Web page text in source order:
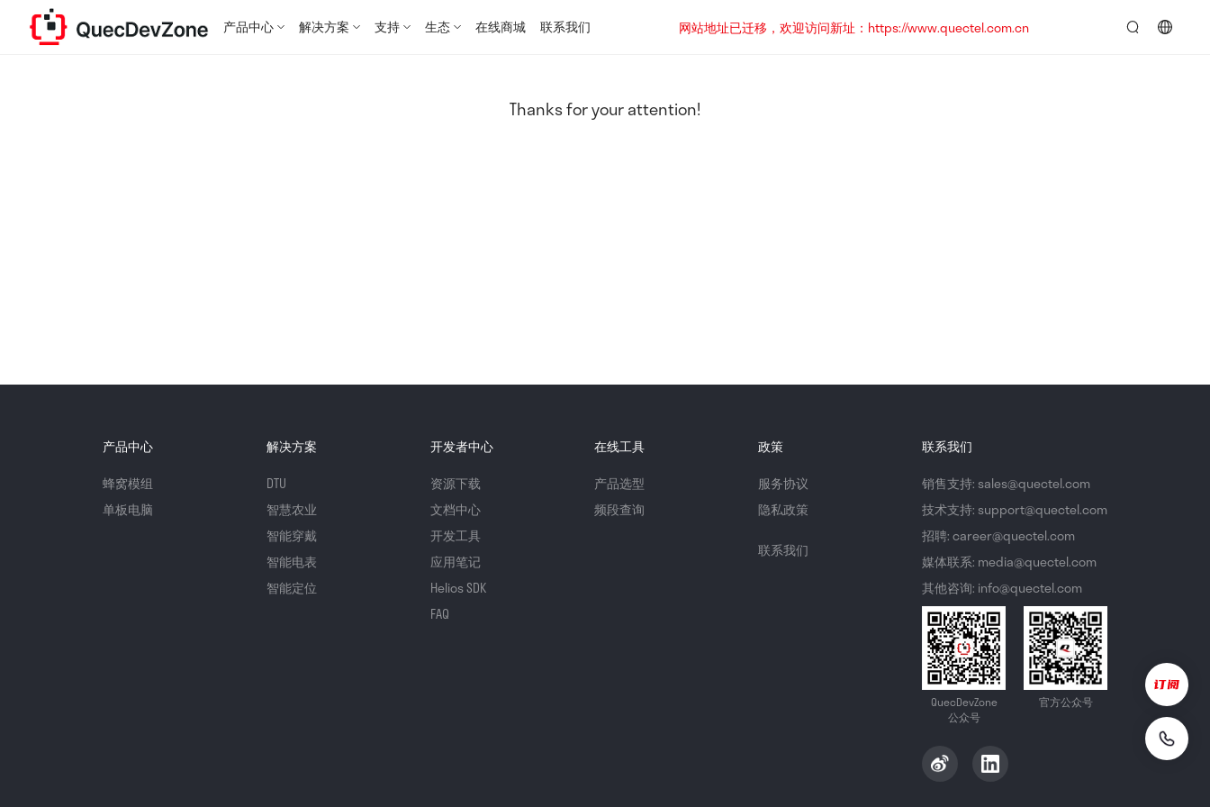
产品中心 解决方案 支持 生态 在线商城 联系我们
网站地址已迁移，欢迎访问新址：https://www.quectel.com.cn
Thanks for your attention!
产品中心
蜂窝模组
单板电脑
解决方案
DTU
智慧农业
智能穿戴
智能电表
智能定位
开发者中心
资源下载
文档中心
开发工具
应用笔记
Helios SDK
FAQ
在线工具
产品选型
频段查询
政策
服务协议
隐私政策
联系我们
联系我们
销售支持: sales@quectel.com
技术支持: support@quectel.com
招聘: career@quectel.com
媒体联系: media@quectel.com
其他咨询: info@quectel.com
QuecDevZone
公众号
官方公众号